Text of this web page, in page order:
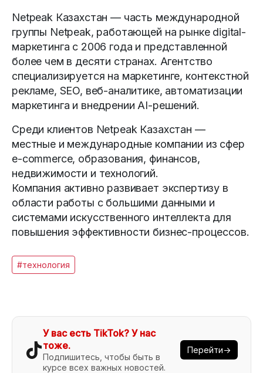
Netpeak Казахстан — часть международной
группы Netpeak, работающей на рынке digital-
маркетинга с 2006 года и представленной
более чем в десяти странах. Агентство
специализируется на маркетинге, контекстной
рекламе, SEO, веб-аналитике, автоматизации
маркетинга и внедрении AI-решений.
Среди клиентов Netpeak Казахстан —
местные и международные компании из сфер
e-commerce, образования, финансов,
недвижимости и технологий.
Компания активно развивает экспертизу в
области работы с большими данными и
системами искусственного интеллекта для
повышения эффективности бизнес-процессов.
#технология
У вас есть TikTok? У нас
тоже.
Подпишитесь, чтобы быть в
курсе всех важных новостей.
Перейти→